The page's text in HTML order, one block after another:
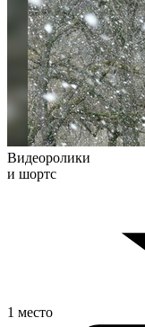
Видеоролики
и шортс
1 место